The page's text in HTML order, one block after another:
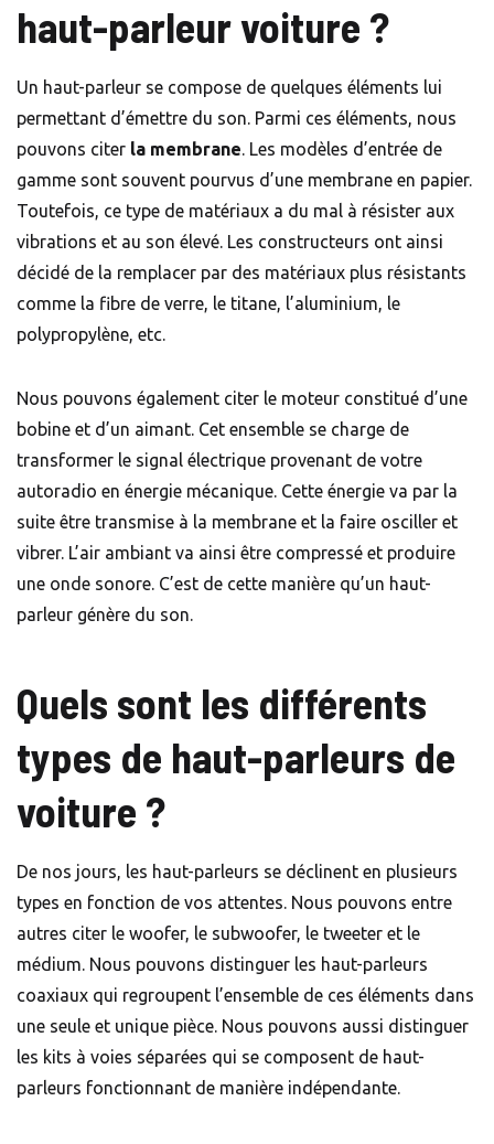
haut-parleur voiture ?
Un haut-parleur se compose de quelques éléments lui
permettant d’émettre du son. Parmi ces éléments, nous
pouvons citer la membrane. Les modèles d’entrée de
gamme sont souvent pourvus d’une membrane en papier.
Toutefois, ce type de matériaux a du mal à résister aux
vibrations et au son élevé. Les constructeurs ont ainsi
décidé de la remplacer par des matériaux plus résistants
comme la fibre de verre, le titane, l’aluminium, le
polypropylène, etc.
Nous pouvons également citer le moteur constitué d’une
bobine et d’un aimant. Cet ensemble se charge de
transformer le signal électrique provenant de votre
autoradio en énergie mécanique. Cette énergie va par la
suite être transmise à la membrane et la faire osciller et
vibrer. L’air ambiant va ainsi être compressé et produire
une onde sonore. C’est de cette manière qu’un haut-
parleur génère du son.
Quels sont les différents
types de haut-parleurs de
voiture ?
De nos jours, les haut-parleurs se déclinent en plusieurs
types en fonction de vos attentes. Nous pouvons entre
autres citer le woofer, le subwoofer, le tweeter et le
médium. Nous pouvons distinguer les haut-parleurs
coaxiaux qui regroupent l’ensemble de ces éléments dans
une seule et unique pièce. Nous pouvons aussi distinguer
les kits à voies séparées qui se composent de haut-
parleurs fonctionnant de manière indépendante.